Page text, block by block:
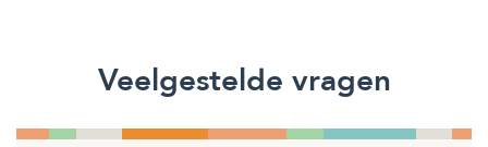
Veelgestelde vragen